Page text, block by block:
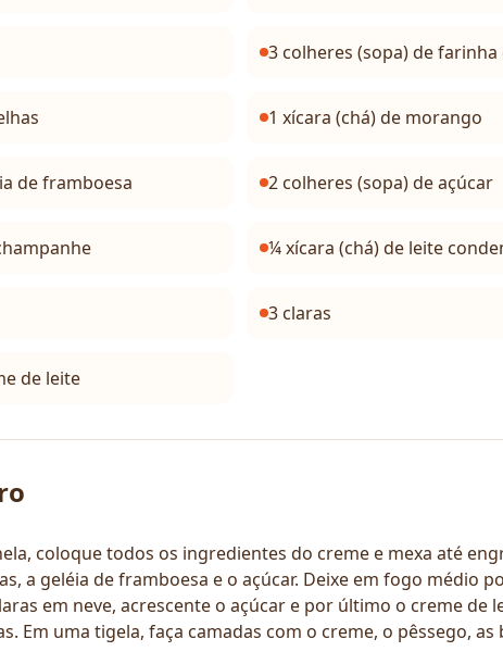
3 colheres (sopa) de
1 xícara (chá) de morango
de framboesa 2 colheres (sopa) de açúcar
¼ xícara (chá) de leite
3 claras
de leite
coloque todos os ingredientes do creme e mexa até
a geléia de framboesa e o açúcar. Deixe em fogo
em neve, acrescente o açúcar e por último o creme
Em uma tigela, faça camadas com o creme, o pêssego,